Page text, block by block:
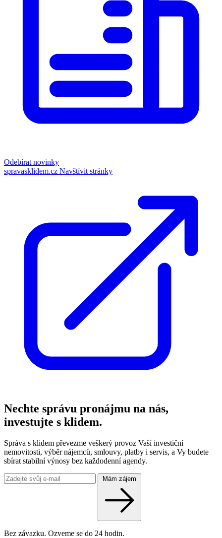
Odebírat novinky
spravasklidem.cz Navštívit stránky
Nechte správu pronájmu na nás,
investujte s klidem.
Správa s klidem převezme veškerý provoz Vaší investiční
nemovitosti, výběr nájemců, smlouvy, platby i servis, a Vy budete
sbírat stabilní výnosy bez každodenní agendy.
Mám zájem
Bez závazku. Ozveme se do 24 hodin.